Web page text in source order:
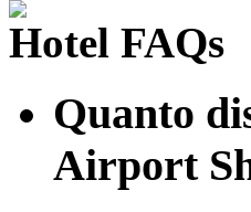
Hotel FAQs
Quanto
Airport